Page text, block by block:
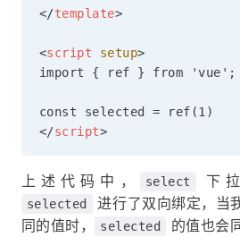
</template>
<script setup>
import { ref } from 'vue';
</script>
上述代码中， select 下
selected
进行了双向绑定，当
同的值时，
selected 的值也会